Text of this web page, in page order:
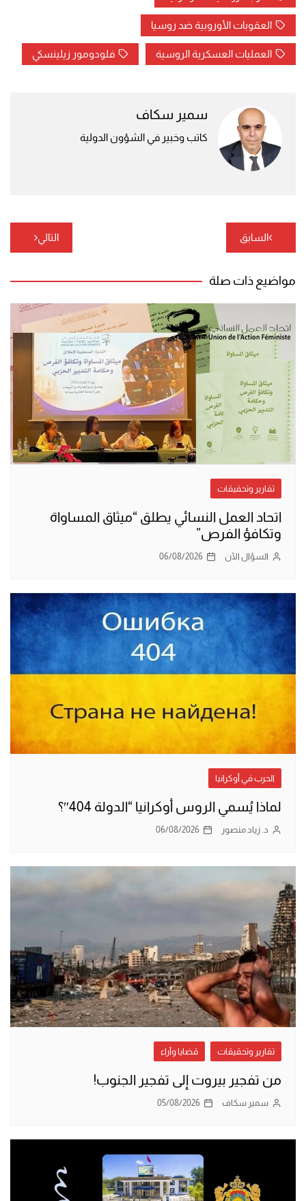
العقوبات الأوروبية ضد روسيا
العمليات العسكرية الروسية فلودومور زيلينسكي
سمير سكاف
كاتب وخبير في الشؤون الدولية
تصفّح
المقالات
السابق التالي
مواضيع ذات صلة
تقارير وتحقيقات
اتحاد العمل النسائي يطلق “ميثاق المساواة
وتكافؤ الفرص”
السؤال الآن 06/08/2026
الحرب في أوكرانيا
لماذا يُسمي الروس أوكرانيا “الدولة 404″؟
د. زياد منصور 06/08/2026
تقارير وتحقيقات قضايا وآراء
من تفجير بيروت إلى تفجير الجنوب!
سمير سكاف 05/08/2026